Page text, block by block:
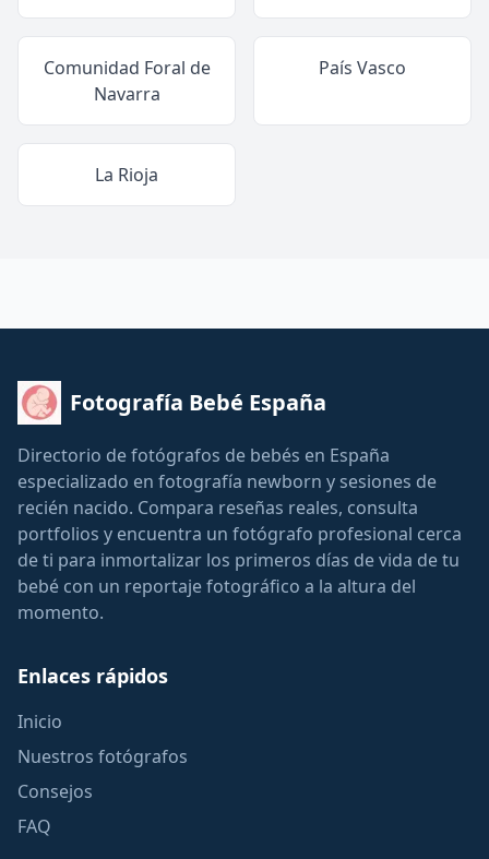
Comunidad Foral de
Navarra
País Vasco
La Rioja
Fotografía Bebé España
Directorio de fotógrafos de bebés en España
especializado en fotografía newborn y sesiones de
recién nacido. Compara reseñas reales, consulta
portfolios y encuentra un fotógrafo profesional cerca
de ti para inmortalizar los primeros días de vida de tu
bebé con un reportaje fotográfico a la altura del
momento.
Enlaces rápidos
Inicio
Nuestros fotógrafos
Consejos
FAQ